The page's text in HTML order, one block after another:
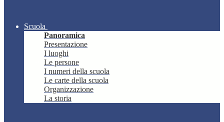
Scuola
Panoramica
Presentazione
I luoghi
Le persone
I numeri della scuola
Le carte della scuola
Organizzazione
La storia